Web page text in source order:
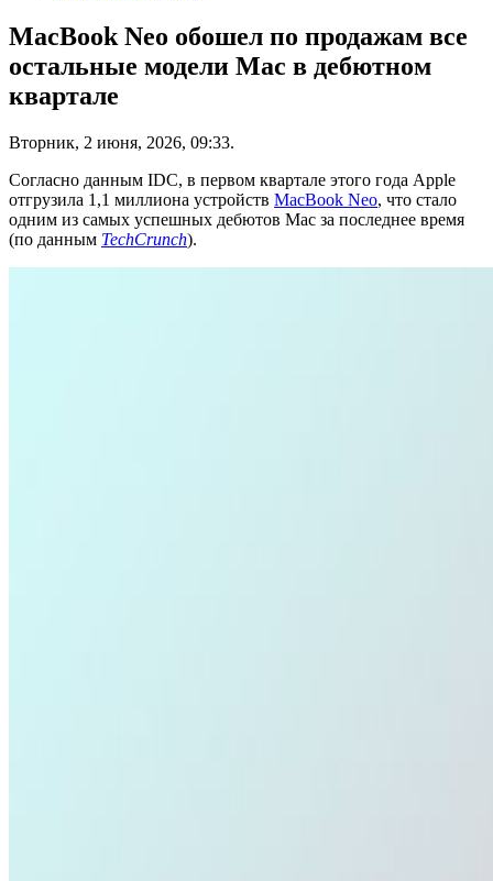
MacBook Neo обошел по продажам все
остальные модели Mac в дебютном
квартале
Вторник, 2 июня, 2026, 09:33.
Согласно данным IDC, в первом квартале этого года Apple
отгрузила 1,1 миллиона устройств MacBook Neo, что стало
одним из самых успешных дебютов Mac за последнее время
(по данным TechCrunch).